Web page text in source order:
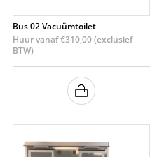
Bus 02 Vacuümtoilet
Huur vanaf€310,00(exclusief
BTW)